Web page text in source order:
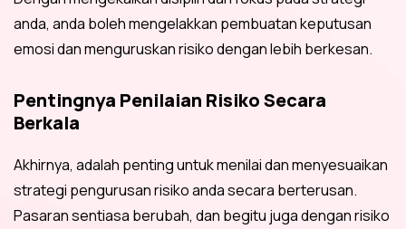
anda, anda boleh mengelakkan pembuatan keputusan
emosi dan menguruskan risiko dengan lebih berkesan.
Pentingnya Penilaian Risiko Secara
Berkala
Akhirnya, adalah penting untuk menilai dan menyesuaikan
strategi pengurusan risiko anda secara berterusan.
Pasaran sentiasa berubah, dan begitu juga dengan risiko